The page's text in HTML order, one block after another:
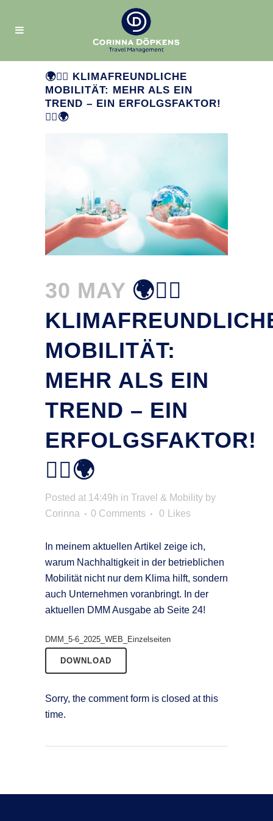
🌍🚴‍♂️ KLIMAFREUNDLICHE
MOBILITÄT: MEHR ALS EIN
TREND – EIN ERFOLGSFAKTOR!
🚴‍♀️🌍
30 MAY 🌍🚴‍♂️
MOBILITÄT:
MEHR ALS EIN
TREND – EIN
ERFOLGSFAKTOR!
🚴‍♀️🌍
Posted at 14:49h in Travel & Mobility by
Corinna
0 Comments 0 Likes
In meinem aktuellen Artikel zeige ich,
warum Nachhaltigkeit in der betrieblichen
Mobilität nicht nur dem Klima hilft, sondern
auch Unternehmen voranbringt. In der
aktuellen DMM Ausgabe ab Seite 24!
DMM_5-6_2025_WEB_Einzelseiten
DOWNLOAD
Sorry, the comment form is closed at this
time.